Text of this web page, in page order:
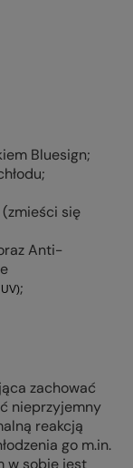
Bluesign;
się
Anti-
;
zachować
nieprzyjemny
reakcją
go m.in.
w sobie jest